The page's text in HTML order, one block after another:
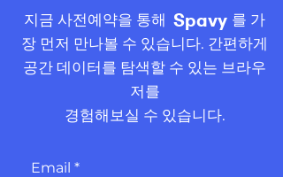
지금 사전예약을 통해 Spavy 를 가
장 먼저 만나볼 수 있습니다. 간편하게
공간 데이터를 탐색할 수 있는 브라우
저를
경험해보실 수 있습니다.
Email *